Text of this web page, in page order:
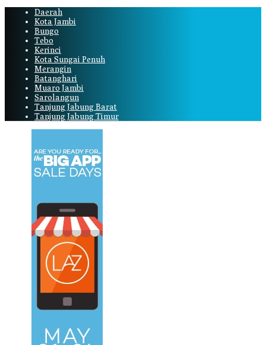
Daerah
Kota Jambi
Bungo
Tebo
Kerinci
Kota Sungai Penuh
Merangin
Batanghari
Muaro Jambi
Sarolangun
Tanjung Jabung Barat
Tanjung Jabung Timur